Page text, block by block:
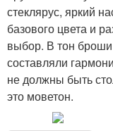
стеклярус, яркий
базового цвета и
выбор. В тон
составляли
не должны быть
это моветон.